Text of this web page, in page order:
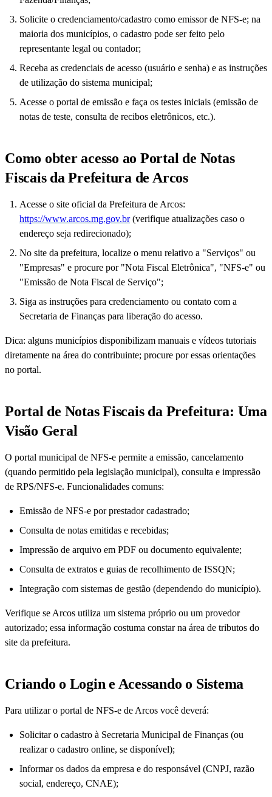
Solicite o credenciamento/cadastro como emissor de NFS-e; na
maioria dos municípios, o cadastro pode ser feito pelo
representante legal ou contador;
Receba as credenciais de acesso (usuário e senha) e as instruções
de utilização do sistema municipal;
Acesse o portal de emissão e faça os testes iniciais (emissão de
notas de teste, consulta de recibos eletrônicos, etc.).
Como obter acesso ao Portal de Notas
Fiscais da Prefeitura de Arcos
Acesse o site oficial da Prefeitura de Arcos:
https://www.arcos.mg.gov.br(verifique atualizações caso o
endereço seja redirecionado);
No site da prefeitura, localize o menu relativo a "Serviços" ou
"Empresas" e procure por "Nota Fiscal Eletrônica", "NFS-e" ou
"Emissão de Nota Fiscal de Serviço";
Siga as instruções para credenciamento ou contato com a
Secretaria de Finanças para liberação do acesso.
Dica: alguns municípios disponibilizam manuais e vídeos tutoriais
diretamente na área do contribuinte; procure por essas orientações
no portal.
Portal de Notas Fiscais da Prefeitura: Uma
Visão Geral
O portal municipal de NFS-e permite a emissão, cancelamento
(quando permitido pela legislação municipal), consulta e impressão
de RPS/NFS-e. Funcionalidades comuns:
Emissão de NFS-e por prestador cadastrado;
Consulta de notas emitidas e recebidas;
Impressão de arquivo em PDF ou documento equivalente;
Consulta de extratos e guias de recolhimento de ISSQN;
Integração com sistemas de gestão (dependendo do município).
Verifique se Arcos utiliza um sistema próprio ou um provedor
autorizado; essa informação costuma constar na área de tributos do
site da prefeitura.
Criando o Login e Acessando o Sistema
Para utilizar o portal de NFS-e de Arcos você deverá:
Solicitar o cadastro à Secretaria Municipal de Finanças (ou
realizar o cadastro online, se disponível);
Informar os dados da empresa e do responsável (CNPJ, razão
social, endereço, CNAE);